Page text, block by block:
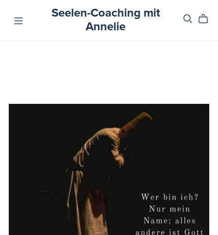
Seelen-Coaching mit
Annelie